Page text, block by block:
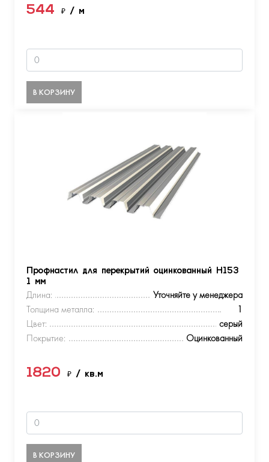
544 ₽ / м
В КОРЗИНУ
Профнастил для перекрытий оцинкованный Н153
1 мм
Длина:
Уточняйте у менеджера
Толщина металла:
1
Цвет:
серый
Покрытие:
Оцинкованный
1820 ₽ / кв.м
В КОРЗИНУ